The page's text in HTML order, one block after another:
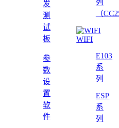
发
测
试
板
参
数
设
置
软
件
（
WIFI
E103
系
列
ESP
系
列